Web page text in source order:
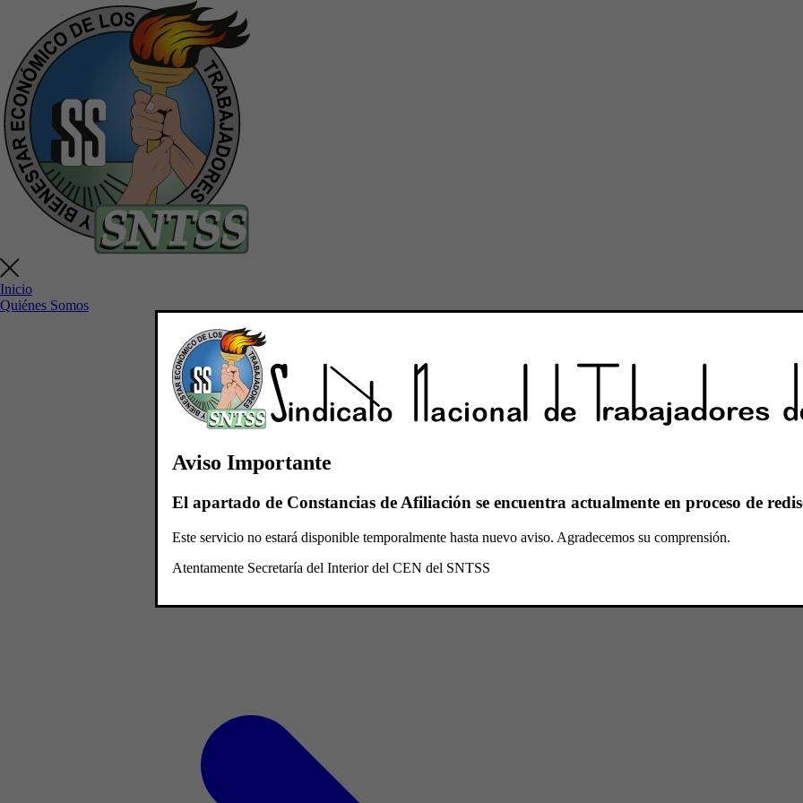
Inicio
Quiénes Somos
Aviso Importante
El apartado de Constancias de Afiliación se encuentra actualmente en proceso de
Este servicio no estará disponible temporalmente hasta nuevo aviso. Agradecemos su comprensión.
Atentamente Secretaría del Interior del CEN del SNTSS